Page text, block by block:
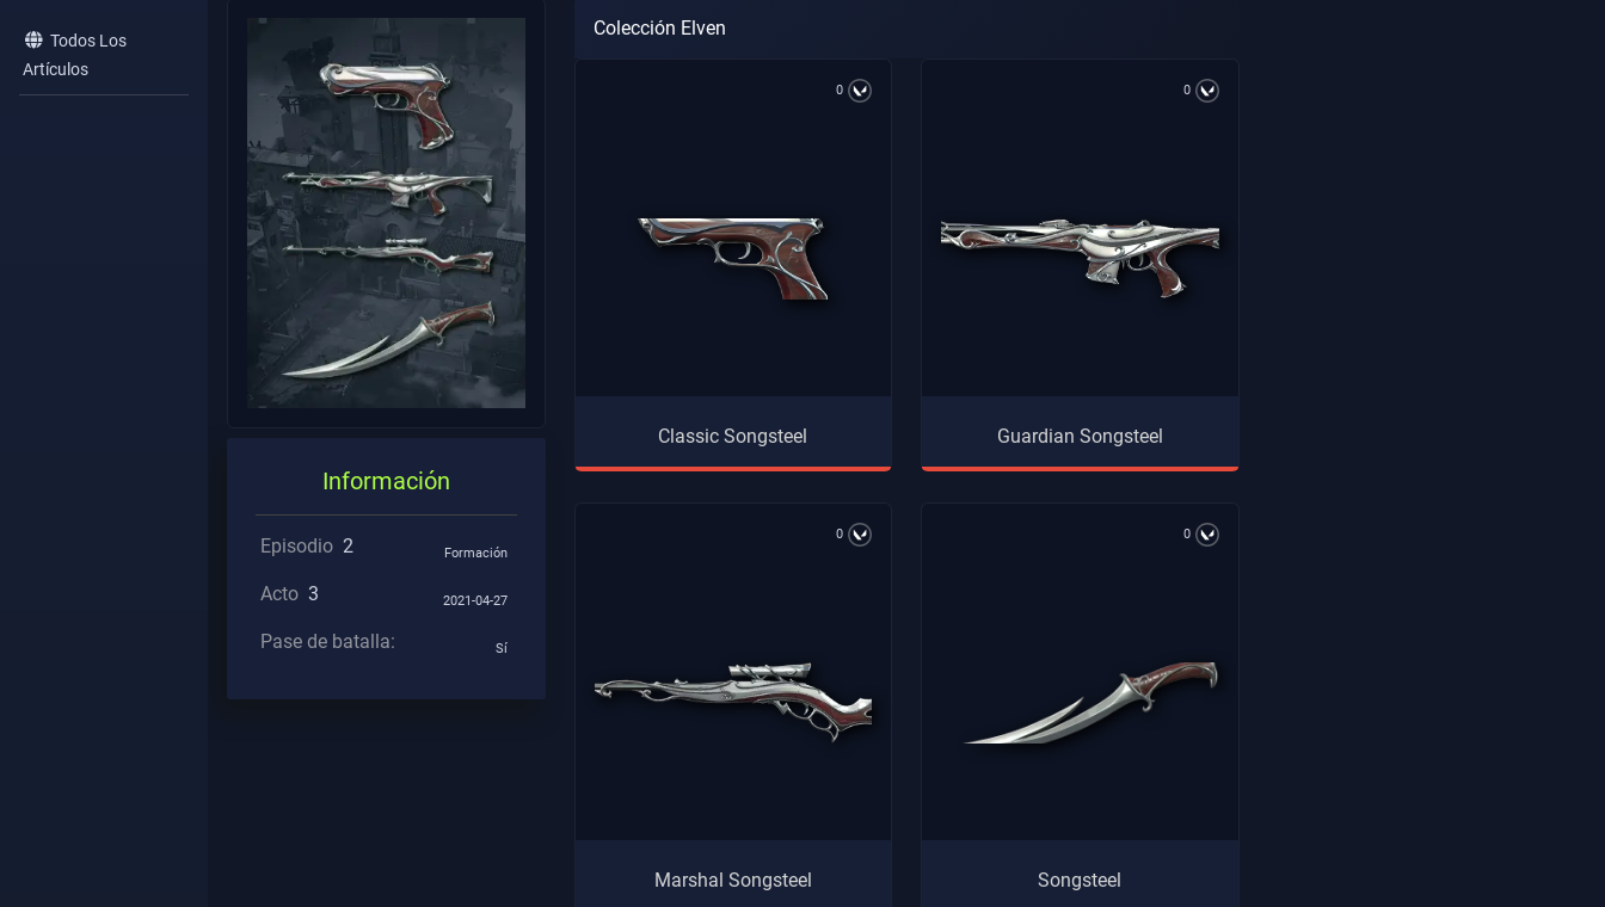
Todos Los
Artículos
Información
Episodio 2 Formación
Acto 3 2021-04-27
Pase de batalla: Sí
Colección Elven
0
Classic Songsteel
0
Guardian Songsteel
0
Marshal Songsteel
0
Songsteel